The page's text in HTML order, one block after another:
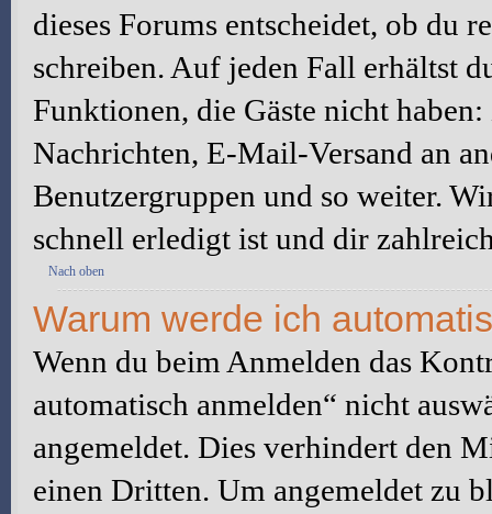
dieses Forums entscheidet, ob du
schreiben. Auf jeden Fall erhältst
Funktionen, die Gäste nicht
Nachrichten, E-Mail-Versand an
Benutzergruppen und so weiter.
schnell erledigt ist und dir
Nach oben
Warum werde ich
Wenn du beim Anmelden das
automatisch anmelden“ nicht
angemeldet. Dies verhindert den
einen Dritten. Um angemeldet zu